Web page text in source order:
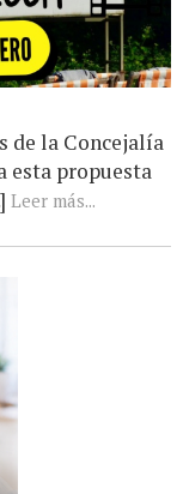
de la Concejalía
esta propuesta
Leer más...